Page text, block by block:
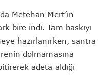
Metehan Mert’in
bire indi. Tam baskıyı
hazırlanırken, santra
dolmamasına
adeta aldığı